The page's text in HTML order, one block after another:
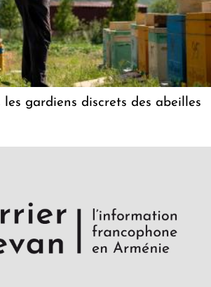
les gardiens discrets des abeilles